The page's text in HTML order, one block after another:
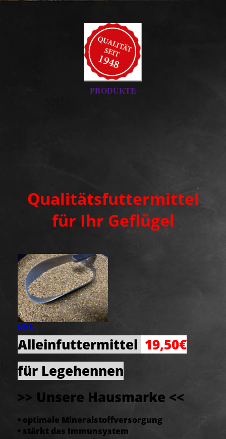
PRODUKTE
Qualitätsfuttermittel
für Ihr Geflügel
klick
Alleinfuttermittel 19,50€
für Legehennen
>> Unsere Hausmarke <<
• optimale Mineralstoffversorgung
• stärkt das Immunsystem